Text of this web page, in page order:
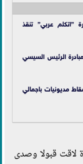
”اتكلم عربي” تنقذ
الرئيس السيسي
مديونيات باجمالي
لاقت قبولا وصدى